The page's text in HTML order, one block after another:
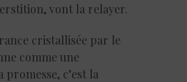
vont la relayer.
cristallisée par le
comme une
promesse, c’est la